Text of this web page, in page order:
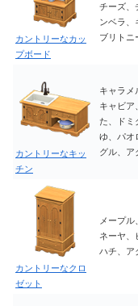
カントリーなカッ
プボード
チーズ、
ンベラ、
ブリトニ
カントリーなキッ
チン
キャラメ
キャビア
た、ドミ
ゆ、パオ
グル、ア
カントリーなクロ
ゼット
メープ
ネーヤ、
ハチ、ア